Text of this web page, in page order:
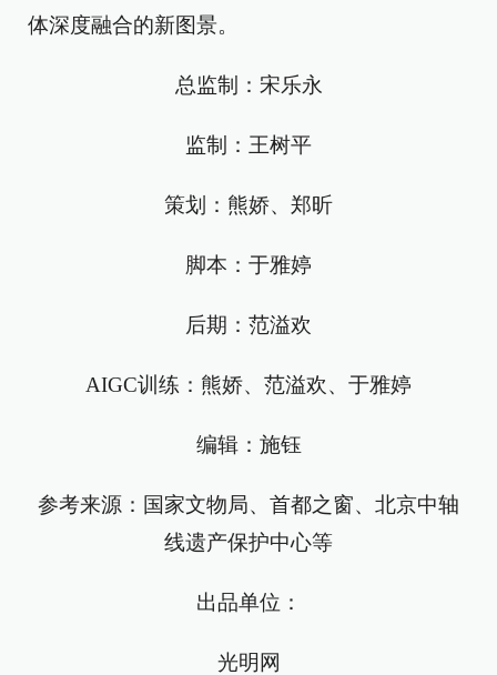
体深度融合的新图景。
总监制：宋乐永
监制：王树平
策划：熊娇、郑昕
脚本：于雅婷
后期：范溢欢
AIGC训练：熊娇、范溢欢、于雅婷
编辑：施钰
参考来源：国家文物局、首都之窗、北京中轴
线遗产保护中心等
出品单位：
光明网